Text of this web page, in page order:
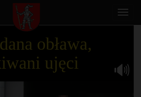
obława,
ujęci